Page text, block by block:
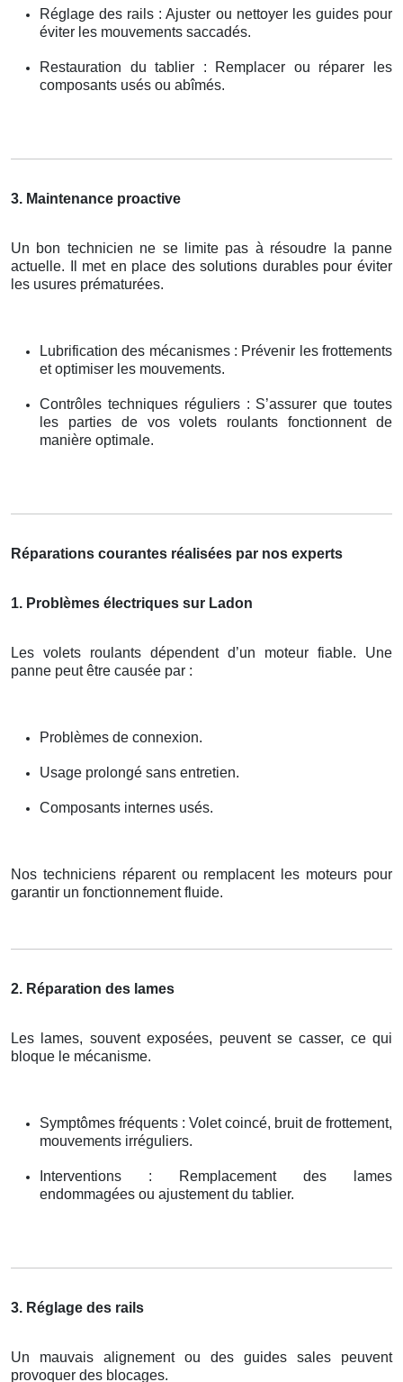
Réglage des rails : Ajuster ou nettoyer les guides pour
éviter les mouvements saccadés.
Restauration du tablier : Remplacer ou réparer les
composants usés ou abîmés.
3. Maintenance proactive
Un bon technicien ne se limite pas à résoudre la panne
actuelle. Il met en place des solutions durables pour éviter
les usures prématurées.
Lubrification des mécanismes : Prévenir les frottements
et optimiser les mouvements.
Contrôles techniques réguliers : S’assurer que toutes
les parties de vos volets roulants fonctionnent de
manière optimale.
Réparations courantes réalisées par nos experts
1. Problèmes électriques sur Ladon
Les volets roulants dépendent d’un moteur fiable. Une
panne peut être causée par :
Problèmes de connexion.
Usage prolongé sans entretien.
Composants internes usés.
Nos techniciens réparent ou remplacent les moteurs pour
garantir un fonctionnement fluide.
2. Réparation des lames
Les lames, souvent exposées, peuvent se casser, ce qui
bloque le mécanisme.
Symptômes fréquents : Volet coincé, bruit de frottement,
mouvements irréguliers.
Interventions : Remplacement des lames
endommagées ou ajustement du tablier.
3. Réglage des rails
Un mauvais alignement ou des guides sales peuvent
provoquer des blocages.